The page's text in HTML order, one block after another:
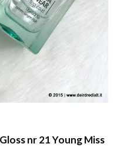
nr 21 Young Miss